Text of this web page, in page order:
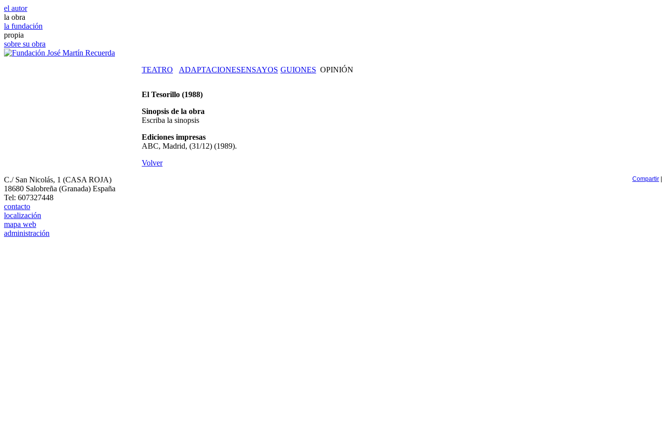
el autor
la obra
la fundación
propia
sobre su obra
TEATRO ADAPTACIONESENSAYOS GUIONES OPINIÓN
El Tesorillo (1988)
Sinopsis de la obra
Escriba la sinopsis
Ediciones impresas
ABC, Madrid, (31/12) (1989).
Volver
Compartir
C./ San Nicolás, 1 (CASA ROJA)
18680 Salobreña (Granada) España
Tel: 607327448
contacto
localización
mapa web
administración